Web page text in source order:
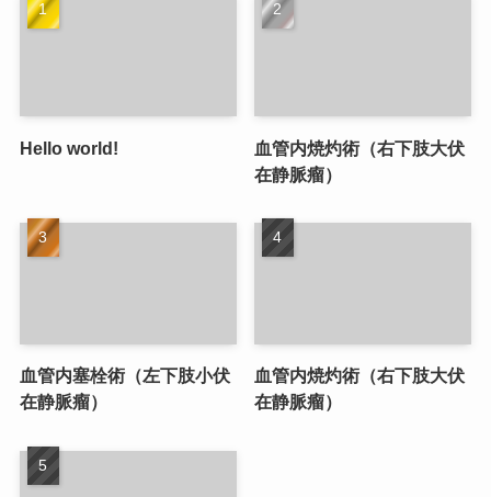
Hello world!
血管内焼灼術（右下肢大伏
在静脈瘤）
血管内塞栓術（左下肢小伏
在静脈瘤）
血管内焼灼術（右下肢大伏
在静脈瘤）